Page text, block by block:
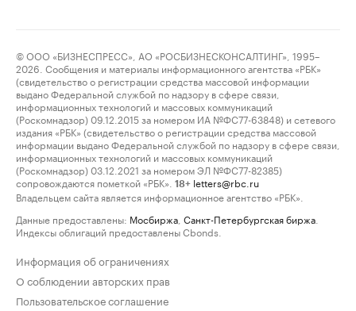
© ООО «БИЗНЕСПРЕСС», АО «РОСБИЗНЕСКОНСАЛТИНГ», 1995–
2026. Сообщения и материалы информационного агентства «РБК»
(свидетельство о регистрации средства массовой информации
выдано Федеральной службой по надзору в сфере связи,
информационных технологий и массовых коммуникаций
(Роскомнадзор) 09.12.2015 за номером ИА №ФС77-63848) и сетевого
издания «РБК» (свидетельство о регистрации средства массовой
информации выдано Федеральной службой по надзору в сфере связи,
информационных технологий и массовых коммуникаций
(Роскомнадзор) 03.12.2021 за номером ЭЛ №ФС77-82385)
сопровождаются пометкой «РБК».
18+ letters@rbc.ru
Владельцем сайта является информационное агентство «РБК».
Данные предоставлены: Мосбиржа Санкт-Петербургская биржа
Индексы облигаций предоставлены Cbonds.
Информация об ограничениях
О соблюдении авторских прав
Пользовательское соглашение